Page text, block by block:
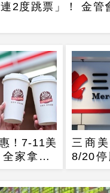
2度跳票」！ 金管
！7-11美
家拿鐵2
三商
8/20
252人